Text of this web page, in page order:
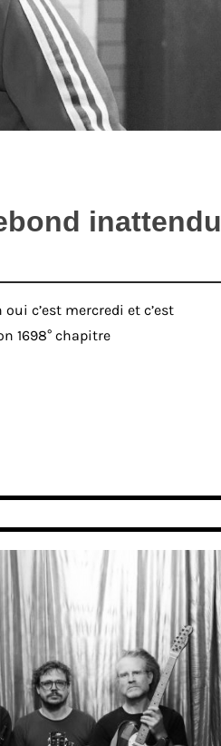
inattendu
c’est mercredi et c’est
1698° chapitre